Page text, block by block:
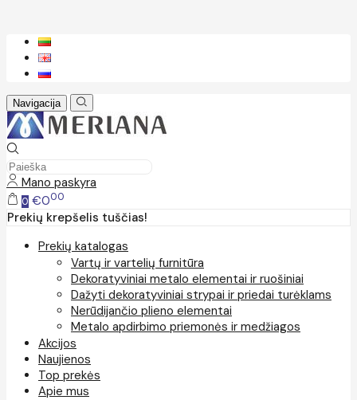
Navigacija
Mano paskyra
0 €000
Prekių krepšelis tuščias!
Prekių katalogas
Vartų ir vartelių furnitūra
Dekoratyviniai metalo elementai ir ruošiniai
Dažyti dekoratyviniai strypai ir priedai turėklams
Nerūdijančio plieno elementai
Metalo apdirbimo priemonės ir medžiagos
Akcijos
Naujienos
Top prekės
Apie mus